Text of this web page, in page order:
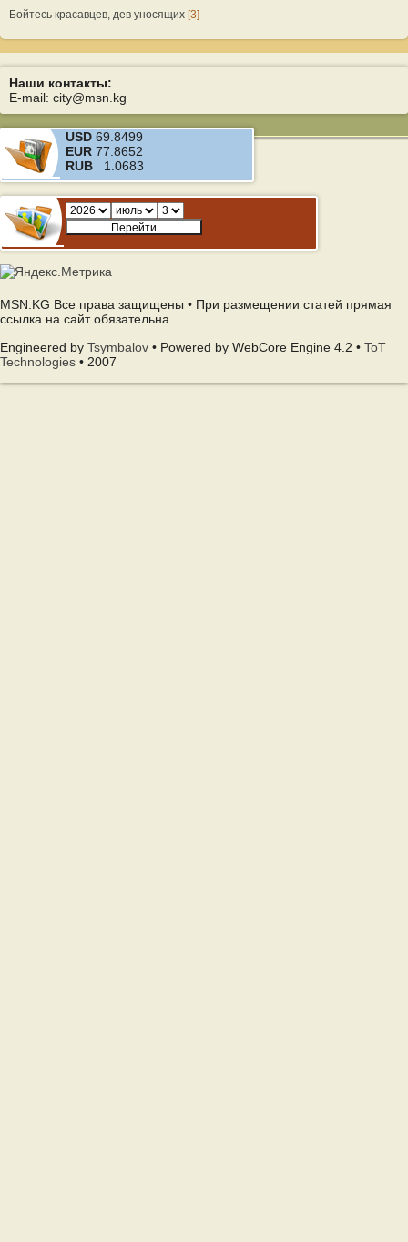
Бойтесь красавцев, дев уносящих [3]
Наши контакты:
E-mail: city@msn.kg
USD 69.8499
EUR 77.8652
RUB 1.0683
MSN.KG Все права защищены • При размещении статей прямая
ссылка на сайт обязательна
Engineered by Tsymbalov • Powered by WebCore Engine 4.2 • ToT
Technologies • 2007